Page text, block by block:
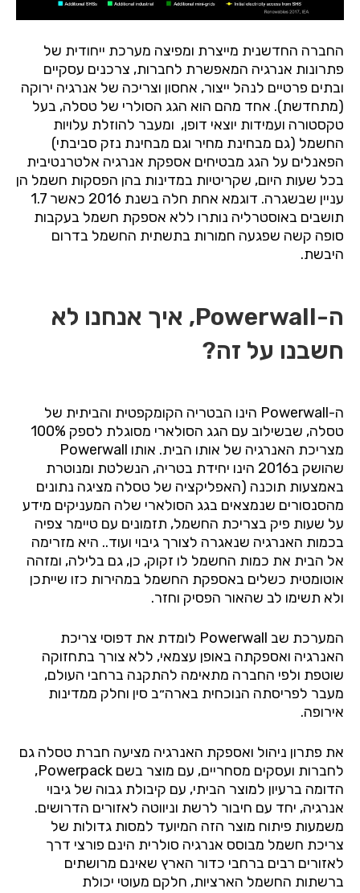
החברה החדשנית מייצרת ומפיצה מערכת ייחודית של
פתרונות אנרגיה המאפשרת לחברות, צרכנים עסקיים
ובתים פרטיים לנהל ייצור, אחסון וצריכה של אנרגיה ירוקה
(מתחדשת). אחד מהם הוא הגג הסולרי של טסלה, בעל
טקסטורה ועמידות יוצאי דופן, ומעבר להוזלת עלויות
החשמל (גם מבחינת מחיר וגם מבחינת נזק סביבתי)
הפאנלים על הגג מבטיחים אספקת אנרגיה אלטרנטיבית
בכל שעות היום, שקריטיות במדינות בהן הפסקות חשמל הן
עניין שבשגרה. דוגמא אחת חלה בשנת כאשר
תושבים באוסטרליה נותרו ללא אספקת חשמל בעקבות
סופה קשה שפגעה חמורות בתשתית החשמל בדרום
היבשת.
ה
-Powerwall, איך אנחנו לא
חשבנו על זה?
ה-Powerwall הינו הבטריה הקומקפטית והביתית של
טסלה, שבשילוב עם הגג הסולארי מסוגלת לספק
מצריכת האנרגיה של אותו הבית. אותו
שהושק ב2016 הינו יחידת בטריה, הנשלטת ומנוטרת
באמצעות תוכנה (האפליקציה של טסלה מציגה נתונים
מהסנסורים שנמצאים בגג הסולארי שלה המעניקים מידע
על שעות פיק בצריכת החשמל, תזמונים עם טיימר צפיה
בכמות האנרגיה שנאגרה לצורך גיבוי ועוד.. היא מזרימה
אל הבית את כמות החשמל לו זקוק, כן, גם בלילה, ומזהה
אוטומטית כשלים באספקת החשמל במהירות כזו שייתכן
ולא תשימו לב שהאור הפסיק וחזר.
המערכת שב Powerwall לומדת את דפוסי צריכת
האנרגיה ואספקתה באופן עצמאי, ללא צורך בתחזוקה
שוטפת ולפי החברה מתאימה להתקנה ברחבי העולם,
מעבר לפריסתה הנוכחית בארה״ב סין וחלק ממדינות
אירופה.
את פתרון ניהול ואספקת האנרגיה מציעה חברת טסלה גם
לחברות ועסקים מסחריים, עם מוצר בשם
הדומה ברעיון למוצר הביתי, עם קיבולת גבוה של גיבוי
אנרגיה, יחד עם חיבור לרשת וניווטה לאזורים הדרושים.
משמעות פיתוח מוצר הזה המיועד למסות גדולות של
צריכת חשמל מבוסס אנרגיה סולרית הינם פורצי דרך
לאזורים רבים ברחבי כדור הארץ שאינם מרושתים
ברשתות החשמל הארציות, חלקם מעוטי יכולת